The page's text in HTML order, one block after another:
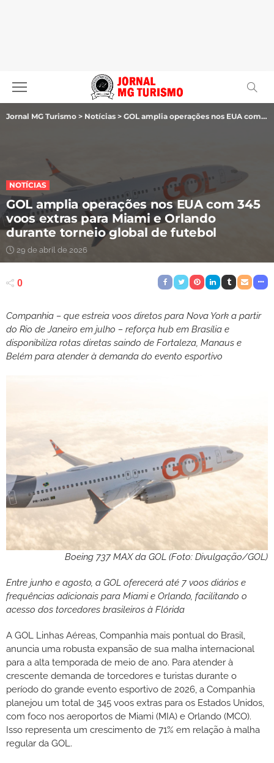
Jornal MG Turismo > Notícias > GOL amplia operações nos EUA com 345 voos extras para Miami e Orlando durante torneio global de futebol
NOTÍCIAS
GOL amplia operações nos EUA com 345
voos extras para Miami e Orlando
durante torneio global de futebol
29 de abril de 2026
0
Companhia – que estreia voos diretos para Nova York a partir
do Rio de Janeiro em julho – reforça hub em Brasília e
disponibiliza rotas diretas saindo de Fortaleza, Manaus e
Belém para atender à demanda do evento esportivo
Boeing 737 MAX da GOL (Foto: Divulgação/GOL)
Entre junho e agosto, a GOL oferecerá até 7 voos diários e
frequências adicionais para Miami e Orlando, facilitando o
acesso dos torcedores brasileiros à Flórida
A GOL Linhas Aéreas, Companhia mais pontual do Brasil,
anuncia uma robusta expansão de sua malha internacional
para a alta temporada de meio de ano. Para atender à
crescente demanda de torcedores e turistas durante o
período do grande evento esportivo de 2026, a Companhia
planejou um total de 345 voos extras para os Estados Unidos,
com foco nos aeroportos de Miami (MIA) e Orlando (MCO).
Isso representa um crescimento de 71% em relação à malha
regular da GOL.